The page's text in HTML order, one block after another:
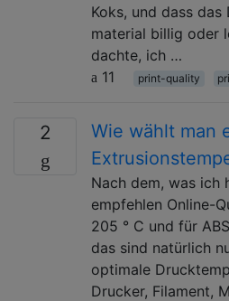
Koks, und dass
material billig oder
dachte, ich …
11
print-quality
2
Wie wählt man
Nach dem, was ich
empfehlen Online-
205 ° C und für
das sind natürlich
optimale
Drucker, Filament,